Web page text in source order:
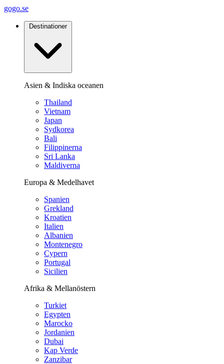
gogo.se
Destinationer
Asien & Indiska oceanen
Thailand
Vietnam
Japan
Sydkorea
Bali
Filippinerna
Sri Lanka
Maldiverna
Europa & Medelhavet
Spanien
Grekland
Kroatien
Italien
Albanien
Montenegro
Cypern
Portugal
Sicilien
Afrika & Mellanöstern
Turkiet
Egypten
Marocko
Jordanien
Dubai
Kap Verde
Zanzibar